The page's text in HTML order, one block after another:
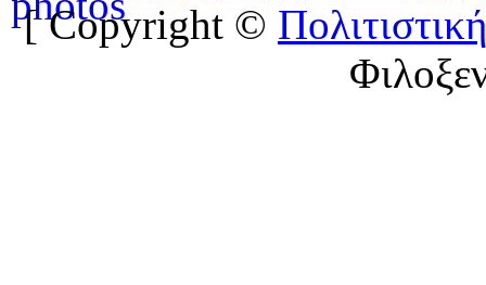
[ Copyright ©